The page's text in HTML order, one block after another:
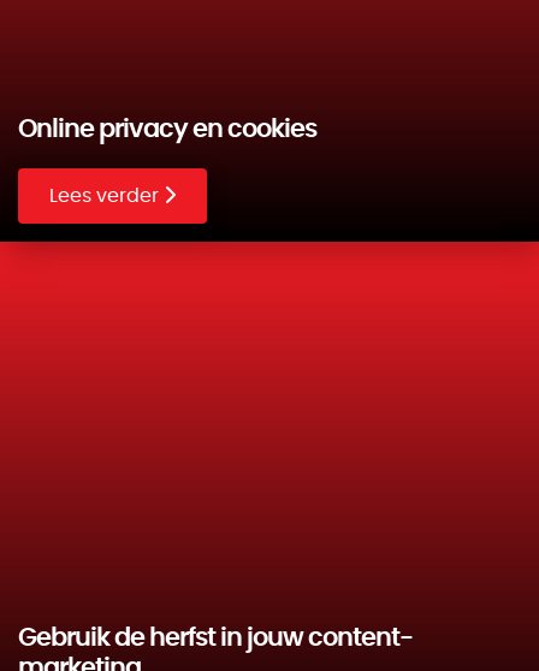
Online privacy en cookies
Lees verder
Gebruik de herfst in jouw content-